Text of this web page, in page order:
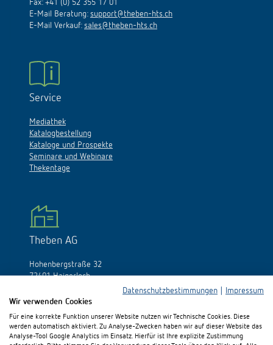
E-Mail Beratung:support@theben-hts.ch
E-Mail Verkauf:sales@theben-hts.ch
Service
Katalogbestellung
Kataloge und Prospekte
Seminare und Webinare
Thekentage
Theben AG
72401 Haigerloch
Tél.:+49 (0)74 74/692-0
E-Mail: info@theben.de
Datenschutzbestimmungen
Impressum
Wir verwenden Cookies
Für eine korrekte Funktion unserer Website nutzen wir Technische Cookies. Diese
werden automatisch aktiviert. Zu Analyse-Zwecken haben wir auf dieser Website das
Analyse-Tool Google Analytics im Einsatz. Hierfür ist Ihre explizite Zustimmung